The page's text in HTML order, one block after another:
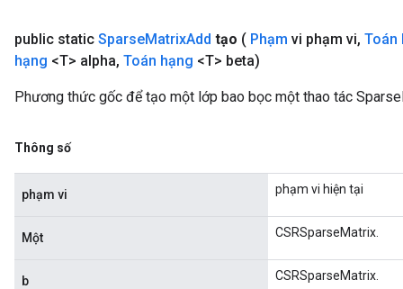
public static SparseMatrixAdd tạo ( Phạm vi phạm vi, Toán
hạng <T> alpha, Toán hạng <T> beta)
Phương thức gốc để tạo một lớp bao bọc một thao tác
Thông số
phạm vi phạm vi hiện tại
Một CSRSparseMatrix.
b CSRSparseMatrix.